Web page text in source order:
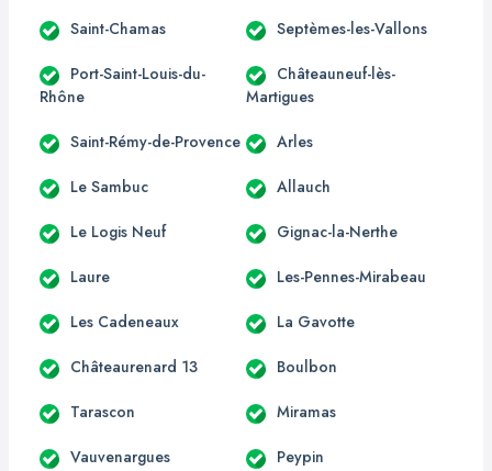
Saint-Chamas Septèmes-les-Vallons
Port-Saint-Louis-du-
Rhône
Châteauneuf-lès-
Martigues
Saint-Rémy-de-Provence Arles
Le Sambuc Allauch
Le Logis Neuf Gignac-la-Nerthe
Laure Les-Pennes-Mirabeau
Les Cadeneaux La Gavotte
Châteaurenard 13 Boulbon
Tarascon Miramas
Vauvenargues Peypin